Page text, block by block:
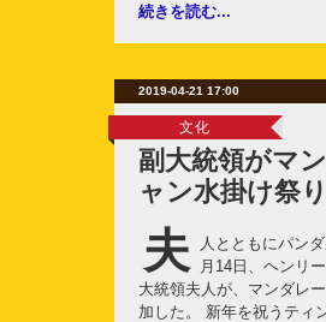
続きを読む...
2019-04-21 17:00
文化
副大統領がマ
ャン水掛け祭
夫
人とともにパン
月14日、ヘンリ
大統領夫人が、マンダレ
加した。 新年を祝うティ